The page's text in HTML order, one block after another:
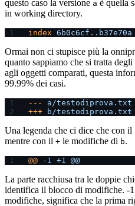
questo caso la versione a è quella
in working directory.
index 6b0c6cf..b37e70a
Ormai non ci stupisce più la
quanto sappiamo che si tratta
agli oggetti comparati, questa
99.99% dei casi.
---
a/testodiprova.txt
+++ b/testodiprova.txt
Una legenda che ci dice che con il
mentre con il + le modifiche di b.
@@ -1 +1 @@
La parte racchiusa tra le doppie
identifica il blocco di modifiche. -
modifiche, significa che la prima